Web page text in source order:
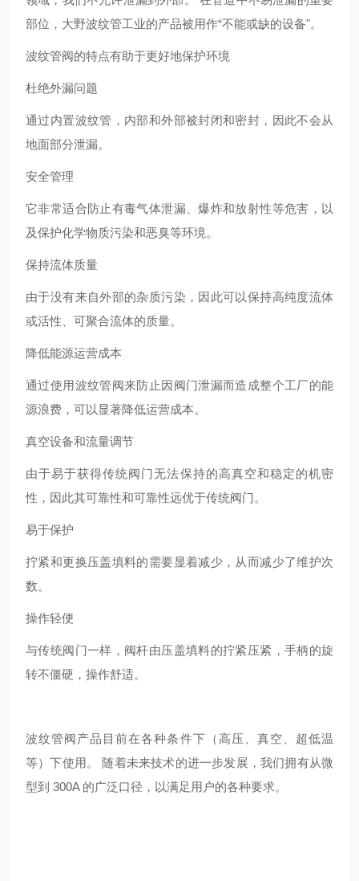
部位，大野波纹管工业的产品被用作“不能或缺的设备"。
波纹管阀的特点有助于更好地保护环境
杜绝外漏问题
通过内置波纹管，内部和外部被封闭和密封，因此不会从
地面部分泄漏。
安全管理
它非常适合防止有毒气体泄漏、爆炸和放射性等危害，以
及保护化学物质污染和恶臭等环境。
保持流体质量
由于没有来自外部的杂质污染，因此可以保持高纯度流体
或活性、可聚合流体的质量。
降低能源运营成本
通过使用波纹管阀来防止因阀门泄漏而造成整个工厂的能
源浪费，可以显著降低运营成本。
真空设备和流量调节
由于易于获得传统阀门无法保持的高真空和稳定的机密
性，因此其可靠性和可靠性远优于传统阀门。
易于保护
拧紧和更换压盖填料的需要显着减少，从而减少了维护次
数。
操作轻便
与传统阀门一样，阀杆由压盖填料的拧紧压紧，手柄的旋
转不僵硬，操作舒适。
波纹管阀产品目前在各种条件下（高压、真空、超低温
等）下使用。 随着未来技术的进一步发展，我们拥有从微
型到 300A 的广泛口径，以满足用户的各种要求。